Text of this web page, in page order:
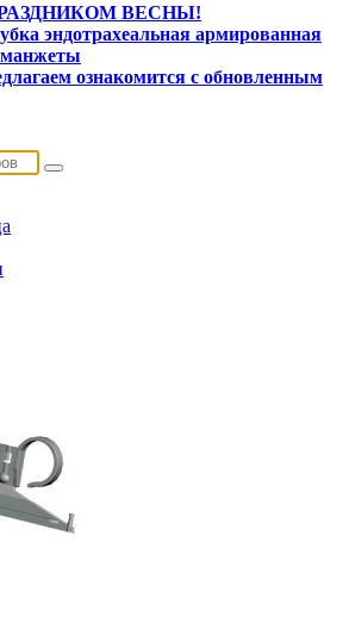
ВЕСНЫ!
эндотрахеальная армированная
манжеты
ознакомится с обновленным